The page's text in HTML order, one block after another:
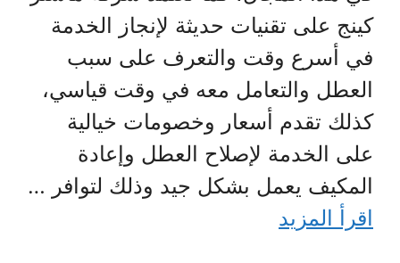
كينج على تقنيات حديثة لإنجاز الخدمة
في أسرع وقت والتعرف على سبب
العطل والتعامل معه في وقت قياسي،
كذلك تقدم أسعار وخصومات خيالية
على الخدمة لإصلاح العطل وإعادة
المكيف يعمل بشكل جيد وذلك لتوافر …
اقرأ المزيد